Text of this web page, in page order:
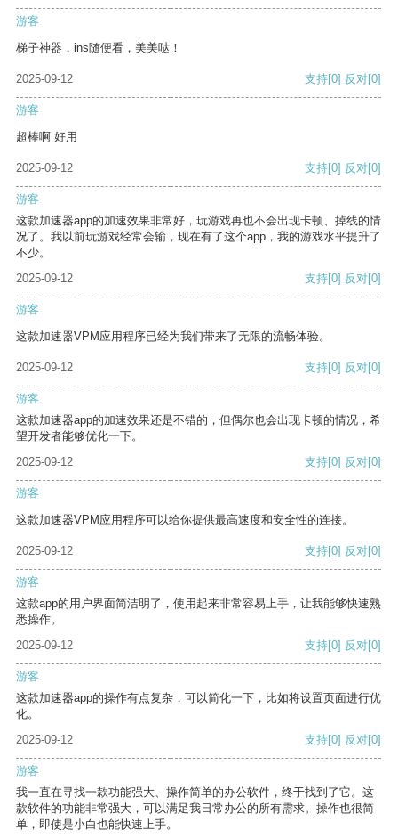
游客
梯子神器，ins随便看，美美哒！
2025-09-12 支持[0] 反对[0]
游客
超棒啊 好用
2025-09-12 支持[0] 反对[0]
游客
这款加速器app的加速效果非常好，玩游戏再也不会出现卡顿、掉线的情
况了。我以前玩游戏经常会输，现在有了这个app，我的游戏水平提升了
不少。
2025-09-12
支持[0] 反对[0]
游客
这款加速器VPM应用程序已经为我们带来了无限的流畅体验。
2025-09-12 支持[0] 反对[0]
游客
这款加速器app的加速效果还是不错的，但偶尔也会出现卡顿的情况，希
望开发者能够优化一下。
2025-09-12
支持[0] 反对[0]
游客
这款加速器VPM应用程序可以给你提供最高速度和安全性的连接。
2025-09-12 支持[0] 反对[0]
游客
这款app的用户界面简洁明了，使用起来非常容易上手，让我能够快速熟
悉操作。
2025-09-12
支持[0] 反对[0]
游客
这款加速器app的操作有点复杂，可以简化一下，比如将设置页面进行优
化。
2025-09-12
支持[0] 反对[0]
游客
我一直在寻找一款功能强大、操作简单的办公软件，终于找到了它。这
款软件的功能非常强大，可以满足我日常办公的所有需求。操作也很简
单，即使是小白也能快速上手。